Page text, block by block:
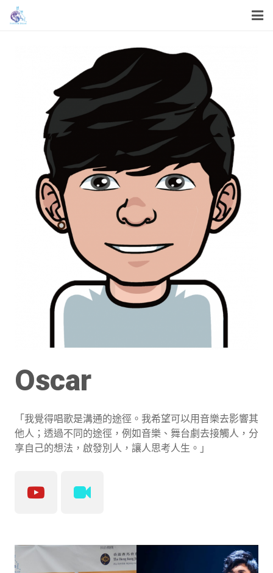
我們的服務
我們的工作
機構資訊
Oscar
「我覺得唱歌是溝通的途徑。我希望可以用音樂去影響其
他人；透過不同的途徑，例如音樂、舞台劇去接觸人，分
享自己的想法，啟發別人，讓人思考人生。」